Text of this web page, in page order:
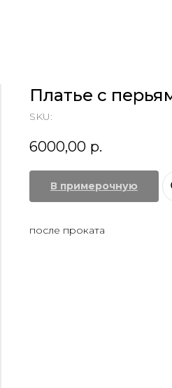
Платье с
SKU:
6000,00 р.
В примерочную
после проката